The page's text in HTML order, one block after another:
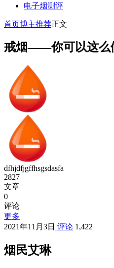
电子烟测评
首页博主推荐正文
戒烟——你可以这么
dfhjdfjgffhsgsdasfa
2827
文章
0
评论
更多
2021年11月3日 评论 1,422
烟民艾琳